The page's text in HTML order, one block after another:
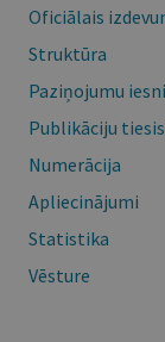
Oficiālais
Struktūra
Paziņojumu
Publikāciju
Numerācija
Apliecinājumi
Statistika
Vēsture